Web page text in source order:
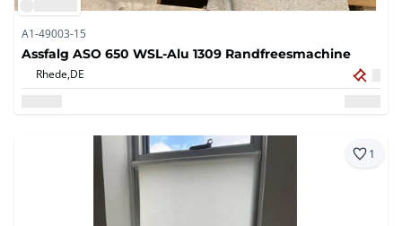
A1-49003-15
Assfalg ASO 650 WSL-Alu 1309 Randfreesmachine
Rhede,DE
1